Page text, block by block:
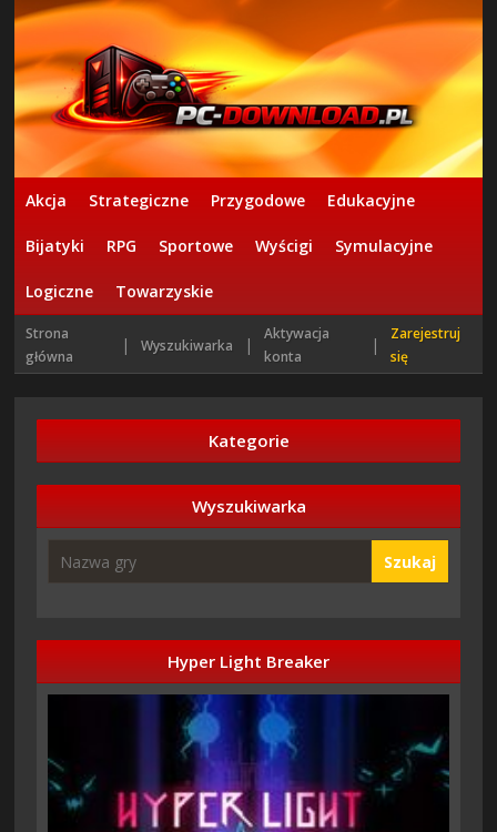
Akcja Strategiczne Przygodowe Edukacyjne
Bijatyki RPG Sportowe Wyścigi Symulacyjne
Logiczne Towarzyskie
Strona
główna
| Wyszukiwarka |
Aktywacja
konta
|
Zarejestruj
się
Kategorie
Wyszukiwarka
Szukaj
Hyper Light Breaker